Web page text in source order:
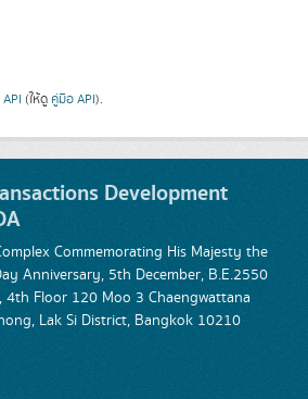
API (ให้ดู คู่มือ API).
Development
Commemorating His Majesty the
Anniversary, 5th December, B.E.2550
4th Floor 120 Moo 3 Chaengwattana
Lak Si District, Bangkok 10210